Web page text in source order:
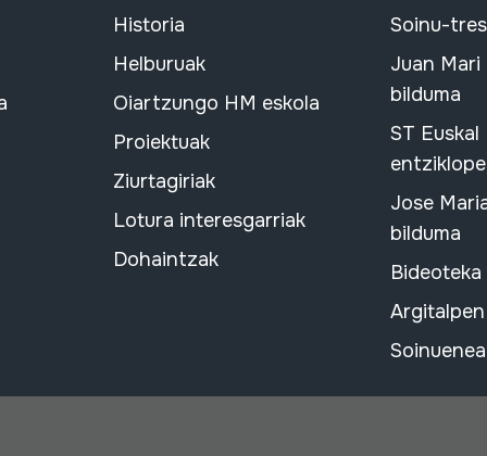
Historia
Helburuak
Oiartzungo HM eskola
Proiektuak
Ziurtagiriak
Lotura interesgarriak
Dohaintzak
Soinu-
Juan
bilduma
ST
Jose
bilduma
Bideoteka